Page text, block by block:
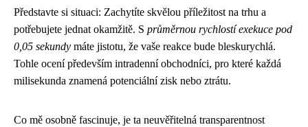
Představte si situaci: Zachytíte skvělou příležitost na trhu a
potřebujete jednat okamžitě. S průměrnou rychlostí exekuce pod
0,05 sekundy máte jistotu, že vaše reakce bude bleskurychlá.
Tohle ocení především intradenní obchodníci, pro které každá
milisekunda znamená potenciální zisk nebo ztrátu.
Co mě osobně fascinuje, je ta neuvěřitelná transparentnost